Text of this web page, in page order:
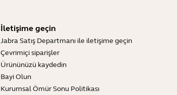
İletişime geçin
Jabra Satış Departmanı ile iletişime geçin
Çevrimiçi siparişler
Ürününüzü kaydedin
Bayi Olun
Kurumsal Ömür Sonu Politikası